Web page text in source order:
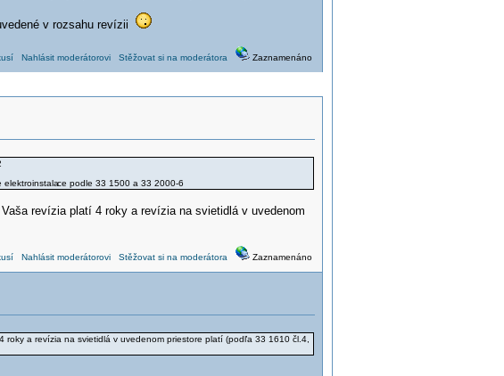
v rozsahu revízii
Nahlásit moderátorovi Stěžovat si na moderátora Zaznamenáno
elektroinstalace podle 33 1500 a 33 2000-6
revízia platí 4 roky a revízia na svietidlá v uvedenom
Nahlásit moderátorovi Stěžovat si na moderátora Zaznamenáno
a revízia na svietidlá v uvedenom priestore platí (podľa 33 1610 čl.4,